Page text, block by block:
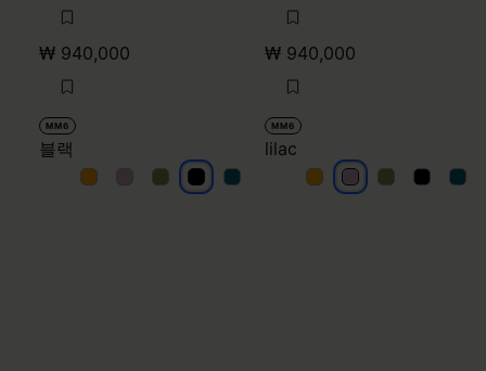
₩ 940,000
MM6
블랙
블랙
블랙 블랙 블랙
₩ 940,000
MM6
lilac
lilac lilac lilac lilac lilac